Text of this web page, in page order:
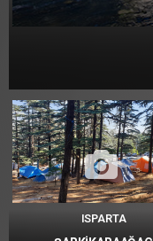
ISPARTA